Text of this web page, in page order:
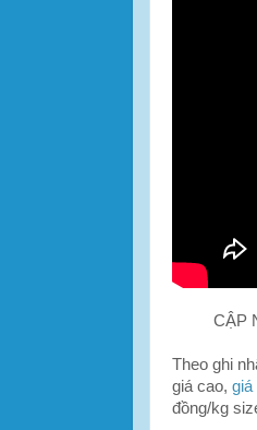
CẬP
Theo ghi
giá cao, giá
đồng/kg